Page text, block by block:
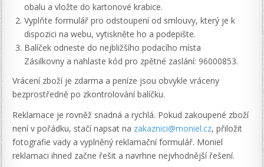
obalu a vložte do kartonové krabice.
Vyplňte formulář pro odstoupení od smlouvy, který je k
dispozici na webu, vytiskněte ho a podepište.
Balíček odneste do nejbližšího podacího místa
Zásilkovny a nahlaste kód pro zpětné zaslání: 96000853.
Vrácení zboží je zdarma a peníze jsou obvykle vráceny
bezprostředně po zkontrolování balíčku.
Reklamace je rovněž snadná a rychlá. Pokud zakoupené zboží
není v pořádku, stačí napsat na zakaznici@moniel.cz, přiložit
fotografie vady a vyplněný reklamační formulář. Moniel
reklamaci ihned začne řešit a navrhne nejvhodnější řešení.